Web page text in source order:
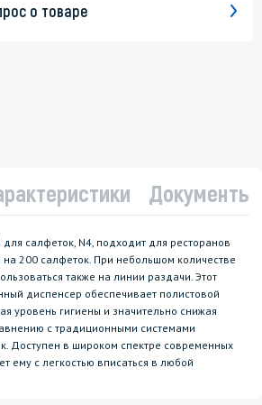
о товаре
Документы
салфеток, N4, подходит для ресторанов
на 200 салфеток. При небольшом количестве
также на линии раздачи. Этот
диспенсер обеспечивает полистовой
уровень гигиены и значительно снижая
с традиционными системами
Доступен в широком спектре современных
ему с легкостью вписаться в любой